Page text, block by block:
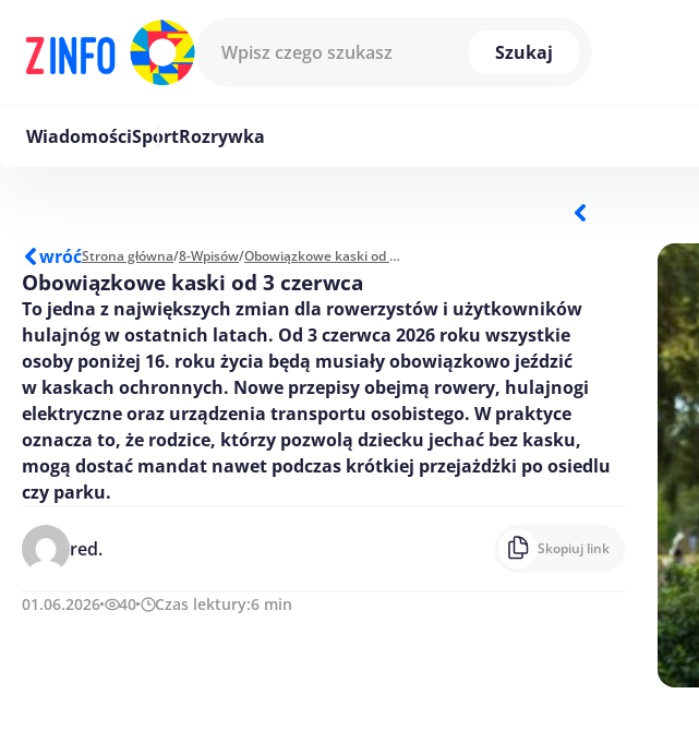
Szukaj
WiadomościSportRozrywka
wróćStrona główna/8-Wpisów/ Obowiązkowe kaski od 3 czerwca
Obowiązkowe kaski od 3 czerwca
To jedna z największych zmian dla rowerzystów i użytkowników
hulajnóg w ostatnich latach. Od 3 czerwca 2026 roku wszystkie
osoby poniżej 16. roku życia będą musiały obowiązkowo jeździć
w kaskach ochronnych. Nowe przepisy obejmą rowery, hulajnogi
elektryczne oraz urządzenia transportu osobistego. W praktyce
oznacza to, że rodzice, którzy pozwolą dziecku jechać bez kasku,
mogą dostać mandat nawet podczas krótkiej przejażdżki po osiedlu
czy parku.
red. Skopiuj link
01.06.2026 40 Czas lektury:6 min